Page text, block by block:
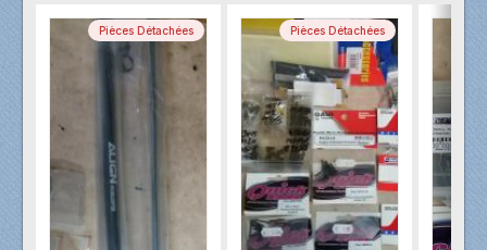
Pièces Détachées Pièces Détachées